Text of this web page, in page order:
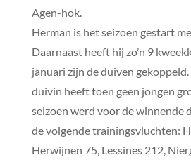
Agen-hok.
Herman is het seizoen gestart
Daarnaast heeft hij zo’n 9
januari zijn de duiven
duivin heeft toen geen jongen
seizoen werd voor de winnende
de volgende trainingsvluchten:
Herwijnen 75, Lessines 212,